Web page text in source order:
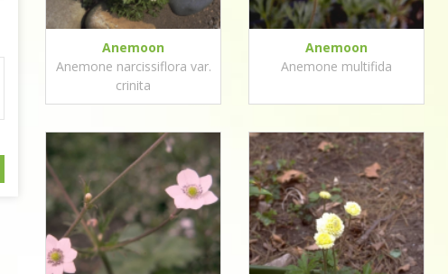
Anemoon
Anemone narcissiflora var.
crinita
Anemoon
Anemone multifida